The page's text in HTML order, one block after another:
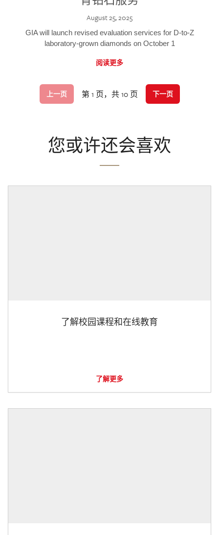
August 25, 2025
GIA will launch revised evaluation services for D-to-Z
laboratory-grown diamonds on October 1
阅读更多
上一页 第 1 页，共 10 页 下一页
您或许还会喜欢
了解校园课程和在线教育
了解更多